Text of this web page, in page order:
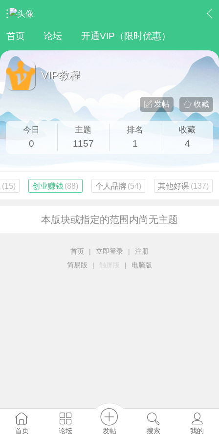
首页 论坛 开通VIP（限时优惠）
VIP教程
收藏
发帖
今日
0
主题
1157
排名
1
收藏
4
(15) 创业赚钱(88) 个人品牌 (54) 其他好课 (137)
本版块或指定的范围内尚无主题
首页 | 立即登录 |
注册
简易版
| 触屏版 | 电脑版
首页 论坛 发帖 搜索 我的